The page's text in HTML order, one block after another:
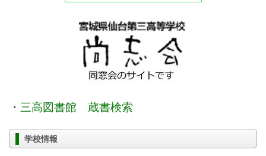
・ 三高図書館 蔵書検索
学校情報